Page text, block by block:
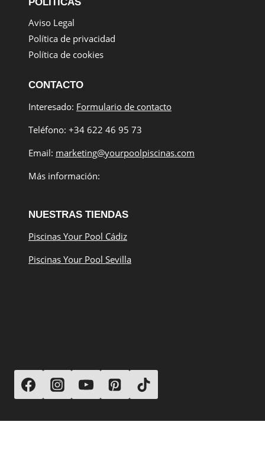
Aviso Legal
Política de privacidad
Política de cookies
CONTACTO
Interesado: Formulario de contacto
Teléfono: +34 622 46 95 73
Email: marketing@yourpoolpiscinas.com
Más información:
NUESTRAS TIENDAS
Piscinas Your Pool Cádiz
Piscinas Your Pool Sevilla